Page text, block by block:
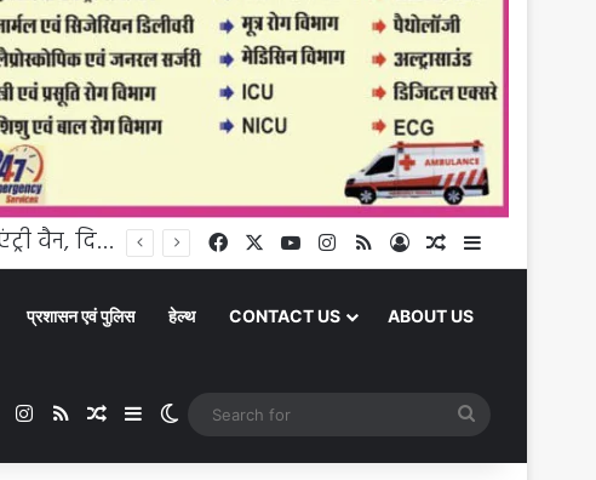
Chandauli News: फिश मार्केट से स्थानीय अर्थव्यवस्था और रोजगार को मिलेगा बढ़ावा Facebook YouTubeInstagram
RSS Log InRandom Article
प्रशासन एवं पुलिस हेल्थ CONTACT US ABOUT US
YouTubeInstagram
RSS Random Article
SidebarSwitch skin